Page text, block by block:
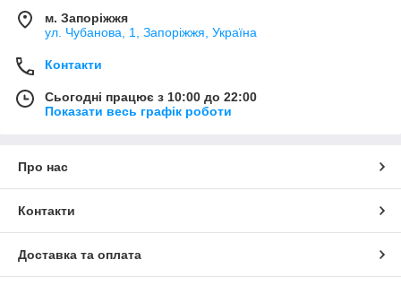
м. Запоріжжя
ул. Чубанова, 1, Запоріжжя, Україна
Контакти
Сьогодні працює з 10:00 до 22:00
Показати весь графік роботи
Про нас
Контакти
Доставка та оплата